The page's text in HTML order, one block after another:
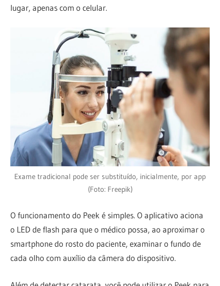
lugar, apenas com o celular.
Exame tradicional pode ser substituído, inicialmente, por app
(Foto: Freepik)
O funcionamento do Peek é simples. O aplicativo aciona
o LED de flash para que o médico possa, ao aproximar o
smartphone do rosto do paciente, examinar o fundo de
cada olho com auxílio da câmera do dispositivo.